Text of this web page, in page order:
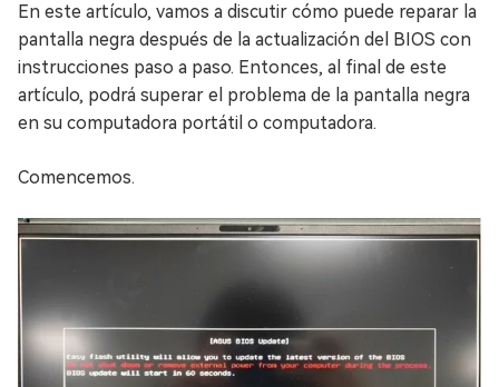
En este artículo, vamos a discutir cómo puede reparar la
pantalla negra después de la actualización del BIOS con
instrucciones paso a paso. Entonces, al final de este
artículo, podrá superar el problema de la pantalla negra
en su computadora portátil o computadora.
Comencemos.